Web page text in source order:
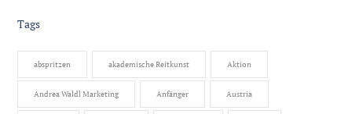
Tags
abspritzen akademische Reitkunst Aktion
Andrea Waldl Marketing Anfänger Austria